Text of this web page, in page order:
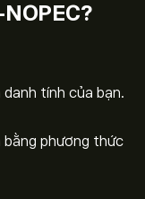
tính của bạn.
bằng phương thức